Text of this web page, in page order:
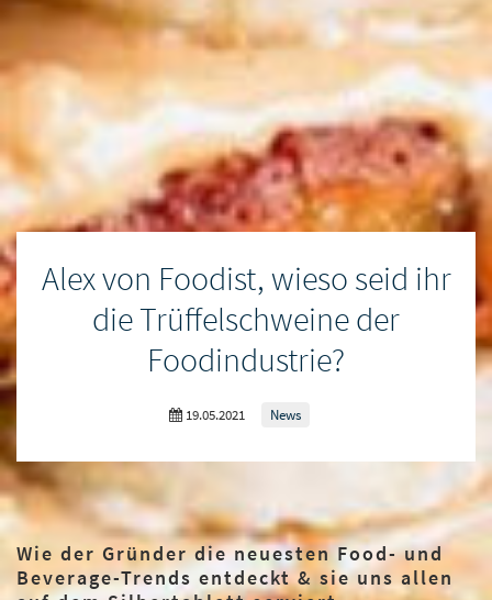
Alex von Foodist, wieso seid ihr
die Trüffelschweine der
Foodindustrie?
19.05.2021 News
Wie der Gründer die neuesten Food- und
Beverage-Trends entdeckt & sie uns allen